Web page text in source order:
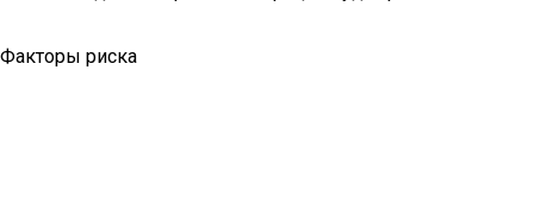
Факторы риска